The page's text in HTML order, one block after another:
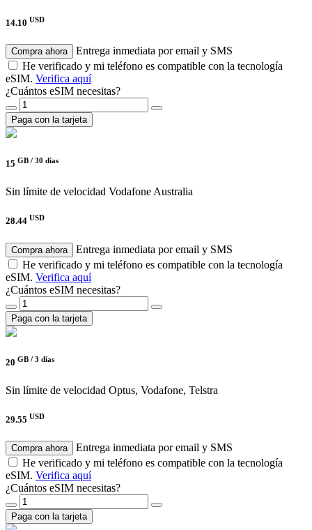
14.10 USD
Compra ahora
Entrega inmediata por email y SMS
He verificado y mi teléfono es compatible con la tecnología
eSIM. Verifica aquí
¿Cuántos eSIM necesitas?
Paga con la tarjeta
15 GB / 30 días
Sin límite de velocidad Vodafone Australia
28.44 USD
Compra ahora
Entrega inmediata por email y SMS
He verificado y mi teléfono es compatible con la tecnología
eSIM. Verifica aquí
¿Cuántos eSIM necesitas?
Paga con la tarjeta
20 GB / 3 días
Sin límite de velocidad Optus, Vodafone, Telstra
29.55 USD
Compra ahora
Entrega inmediata por email y SMS
He verificado y mi teléfono es compatible con la tecnología
eSIM. Verifica aquí
¿Cuántos eSIM necesitas?
Paga con la tarjeta